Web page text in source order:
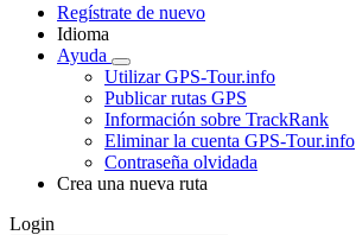
Regístrate de nuevo
Idioma
Ayuda
Utilizar GPS-Tour.info
Publicar rutas GPS
Información sobre TrackRank
Eliminar la cuenta GPS-Tour.info
Contraseña olvidada
Crea una nueva ruta
Login